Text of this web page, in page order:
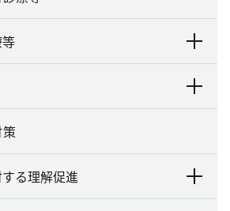
る理解促進